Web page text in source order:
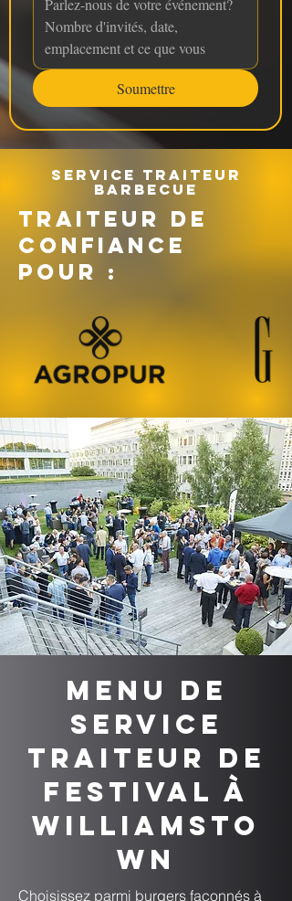
Soumettre
Service traiteur
barbecue
TRAITEUR DE
CONFIANCE
POUR :
Menu de
service
traiteur de
festival à
Williamsto
wn
Choisissez parmi burgers façonnés à